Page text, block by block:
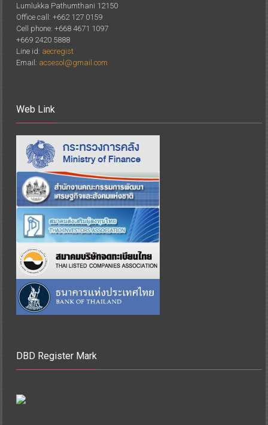
Lumlukka Pathumthani 12150
Office call: +662 127 0159
Cell phone: +668 4671 1097
+669 2420 5888
Line id: aecregist
Email: acsesol@gmail.com
Web Link
DBD Register Mark